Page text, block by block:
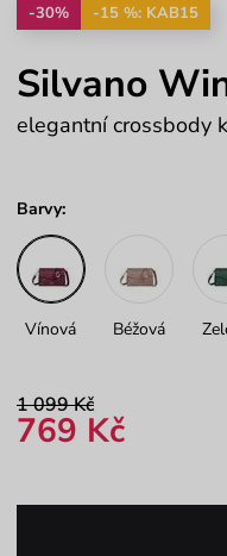
-30% -15 %: KAB15
Silvano
elegantní crossbody
Barvy:
Vínová Béžová
1 099 Kč
769 Kč